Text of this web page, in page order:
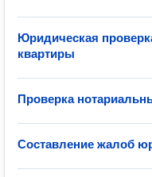
Юридическая
квартиры
Проверка
Составление жалоб